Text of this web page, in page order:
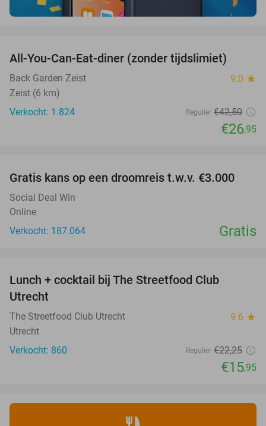
All-You-Can-Eat-diner (zonder tijdslimiet)
Back Garden Zeist 9.0 star
Zeist (6 km)
Verkocht: 1.824
Regulier €42,50
€26,95
Gratis kans op een droomreis t.w.v. €3.000
Social Deal Win
Online
Verkocht: 187.064
Gratis
Lunch + cocktail bij The Streetfood Club
Utrecht
The Streetfood Club Utrecht 9.6 star
Utrecht
Verkocht: 860
Regulier €22,25
€15,95